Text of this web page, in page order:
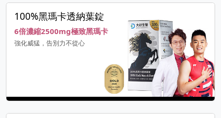
100%黑瑪卡透納葉錠
6倍濃縮2500mg極致黑瑪卡
強化威猛，告別力不從心